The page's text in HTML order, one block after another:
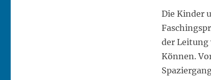
Die Kinder
der Leitung
Können.